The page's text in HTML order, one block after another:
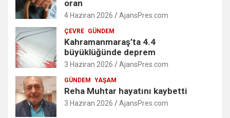
oran
4 Haziran 2026 AjansPres.com
ÇEVRE GÜNDEM
Kahramanmaraş’ta 4.4
büyüklüğünde deprem
3 Haziran 2026 AjansPres.com
GÜNDEM YAŞAM
Reha Muhtar hayatını kaybetti
3 Haziran 2026 AjansPres.com